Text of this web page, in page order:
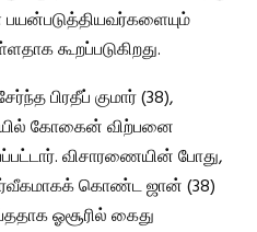
கூறப்படுகிறது.
பிரதீப் குமார் (38),
கோகைன் விற்பனை
விசாரணையின் போது,
கொண்ட ஜான் (38)
ஓசூரில் கைது